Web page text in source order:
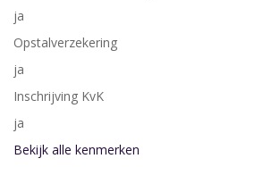
ja
Opstalverzekering
ja
Inschrijving KvK
ja
Bekijk alle kenmerken